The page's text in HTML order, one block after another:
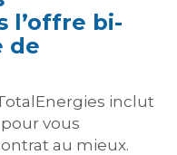
l’offre bi-
de
inclut
vous
au mieux.